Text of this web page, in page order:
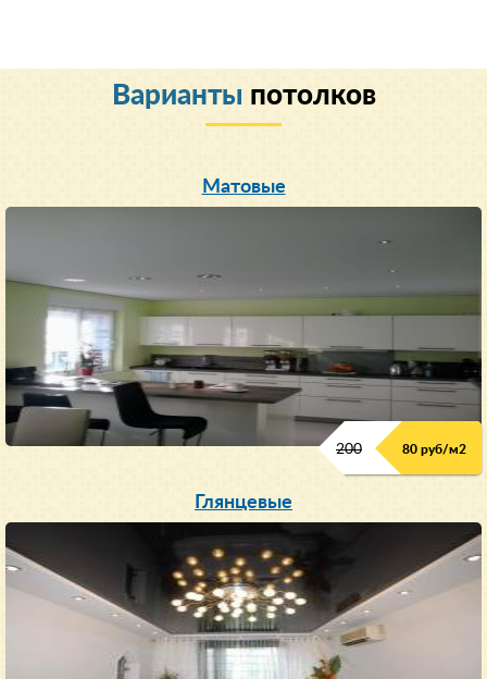
Варианты потолков
Матовые
200 80 руб/м2
Глянцевые